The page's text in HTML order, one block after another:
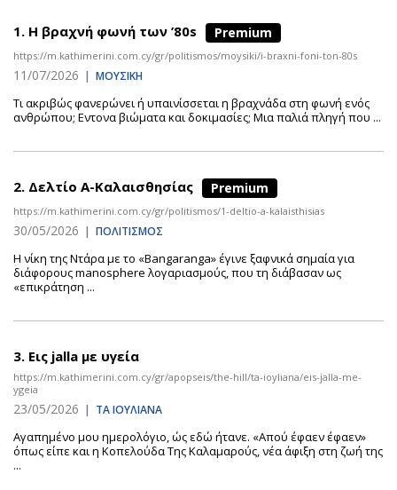
1. Η βραχνή φωνή των ’80s Premium
https://m.kathimerini.com.cy/gr/politismos/moysiki/i-braxni-foni-ton-80s
11/07/2026 | ΜΟΥΣΙΚΗ
Τι ακριβώς φανερώνει ή υπαινίσσεται η βραχνάδα στη φωνή ενός
ανθρώπου; Εντονα βιώματα και δοκιμασίες; Μια παλιά πληγή που ...
2. Δελτίο Α-Καλαισθησίας Premium
https://m.kathimerini.com.cy/gr/politismos/1-deltio-a-kalaisthisias
30/05/2026 | ΠΟΛΙΤΙΣΜΟΣ
Η νίκη της Ντάρα με το «Bangaranga» έγινε ξαφνικά σημαία για
διάφορους manosphere λογαριασμούς, που τη διάβασαν ως
«επικράτηση ...
3. Εις jalla με υγεία
https://m.kathimerini.com.cy/gr/apopseis/the-hill/ta-ioyliana/eis-jalla-me-
ygeia
23/05/2026 | ΤΑ ΙΟΥΛΙΑΝΑ
Αγαπημένο μου ημερολόγιο, ώς εδώ ήτανε. «Απού έφαεν έφαεν»
όπως είπε και η Κοπελούδα Της Καλαμαρούς, νέα άφιξη στη ζωή της
...